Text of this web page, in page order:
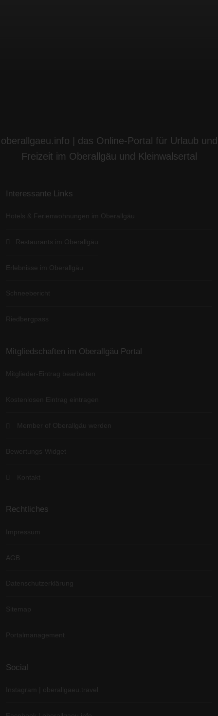
oberallgaeu.info | das Online-Portal für Urlaub und
Freizeit im Oberallgäu und Kleinwalsertal
Interessante Links
Hotels & Ferienwohnungen im Oberallgäu
Restaurants im Oberallgäu
Erlebnisse im Oberallgäu
Schneebericht
Riedbergpass
Mitgliedschaften im Oberallgäu Portal
Mitglieder-Eintrag bearbeiten
Kostenlosen Eintrag eintragen
Member of Oberallgäu werden
Bewertungs-Widget
Kontakt
Rechtliches
Impressum
AGB
Datenschutzerklärung
Sitemap
Portalmanagement
Social
Instagram | oberallgaeu.travel